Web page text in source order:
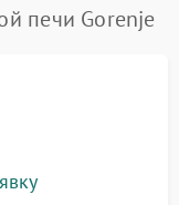
Подробнее →
печи Gorenje